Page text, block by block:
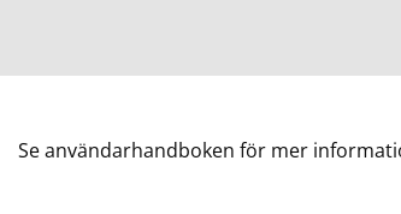
Se användarhandboken för mer